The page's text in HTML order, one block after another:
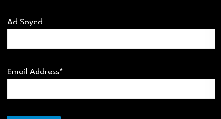
Ad Soyad
Email Address*